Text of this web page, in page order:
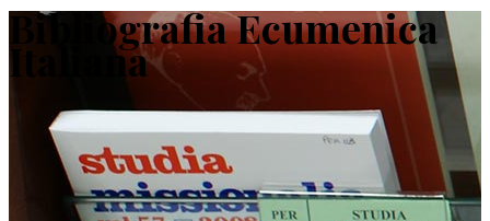
Bibliografia Ecumenica
Italiana